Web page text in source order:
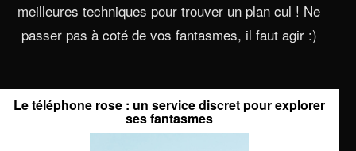
meilleures techniques pour trouver un plan cul ! Ne
passer pas à coté de vos fantasmes, il faut agir :)
Le téléphone rose : un service discret pour explorer
ses fantasmes